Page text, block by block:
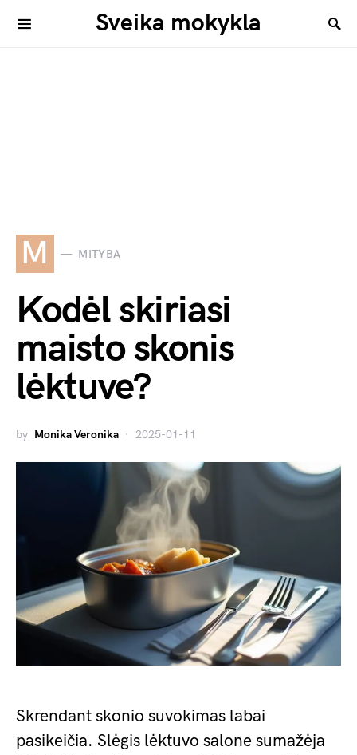
Sveika mokykla
M MITYBA
Kodėl skiriasi
maisto skonis
lėktuve?
by Monika Veronika 2025-01-11
Skrendant skonio suvokimas labai
pasikeičia. Slėgis lėktuvo salone sumažėja